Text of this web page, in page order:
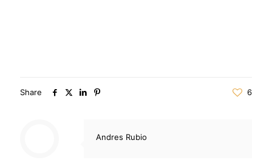
Share 6
Andres Rubio